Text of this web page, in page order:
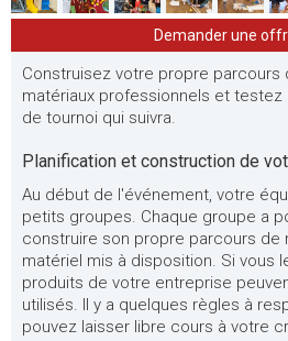
Demander une
Construisez votre propre parcours
matériaux professionnels et testez
de tournoi qui suivra.
Planification et construction de
Au début de l'événement, votre
petits groupes. Chaque groupe a
construire son propre parcours de
matériel mis à disposition. Si vous
produits de votre entreprise
utilisés. Il y a quelques règles à
pouvez laisser libre cours à votre